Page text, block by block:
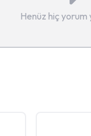
Henüz hiç yorum